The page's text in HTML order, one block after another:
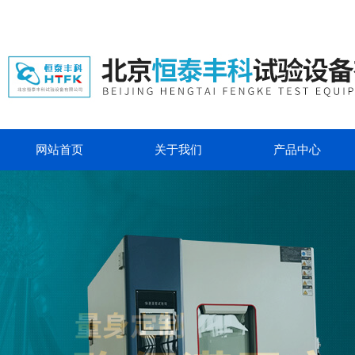
网站首页 关于我们 产品中心